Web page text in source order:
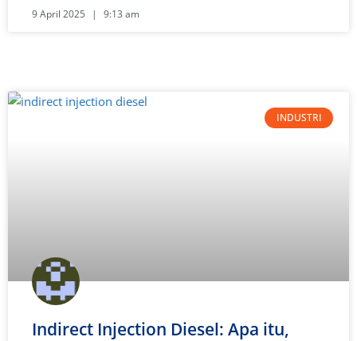
9 April 2025 9:13 am
INDUSTRI
Indirect Injection Diesel: Apa itu,